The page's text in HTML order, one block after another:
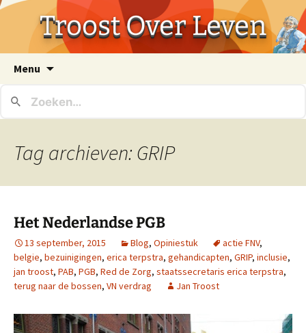
Troost Over Leven
Menu
inhoud
Tag archieven: GRIP
Het Nederlandse PGB
13 september, 2015 Blog, Opiniestuk actie FNV,
belgie, bezuinigingen, erica terpstra, gehandicapten, GRIP, inclusie,
jan troost, PAB, PGB, Red de Zorg, staatssecretaris erica terpstra,
terug naar de bossen, VN verdrag Jan Troost